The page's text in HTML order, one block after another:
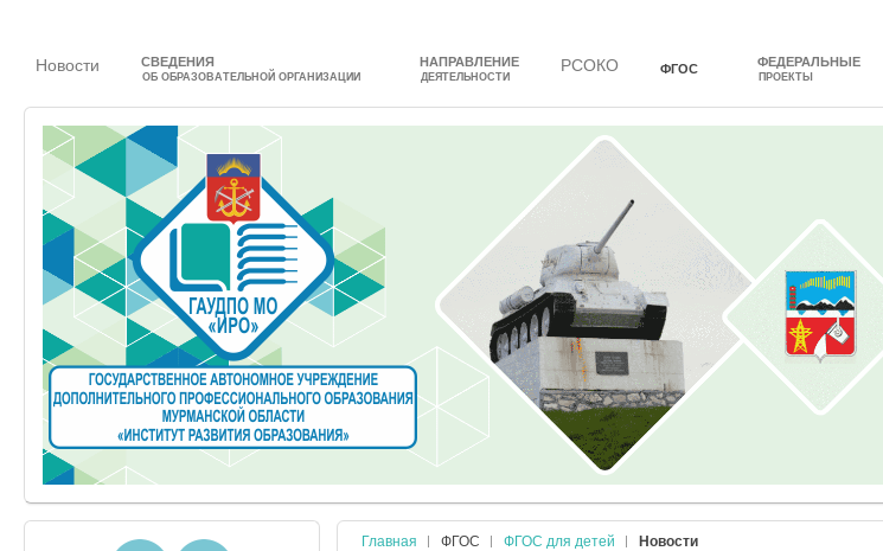
Новости СВЕДЕНИЯ
ОБ ОБРАЗОВАТЕЛЬНОЙ ОРГАНИЗАЦИИ
НАПРАВЛЕНИЕ
ДЕЯТЕЛЬНОСТИ
РСОКО ФГОС ФЕДЕРАЛЬНЫЕ
ПРОЕКТЫ
Главная ФГОС ФГОС для детей Новости